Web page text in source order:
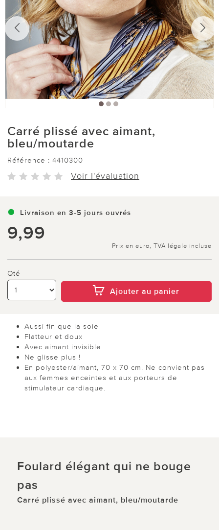
Carré plissé avec aimant,
bleu/moutarde
Référence : 4410300
Voir l'évaluation
Livraison en 3-5 jours ouvrés
9,99
Prix en euro, TVA légale incluse
Qté
Ajouter au panier
Aussi fin que la soie
Flatteur et doux
Avec aimant invisible
Ne glisse plus !
En polyester/aimant, 70 x 70 cm. Ne convient pas
aux femmes enceintes et aux porteurs de
stimulateur cardiaque.
Foulard élégant qui ne bouge
pas
Carré plissé avec aimant, bleu/moutarde